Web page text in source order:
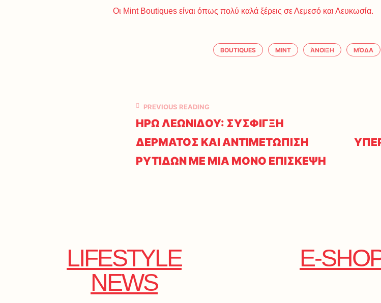
Οι Mint Boutiques είναι όπως πολύ καλά ξέρεις σε Λεμεσό και Λευκωσία.
BOUTIQUES MINT ΆΝΟΙΞΗ ΜΌΔΑ
PREVIOUS READING
ΗΡΩ ΛΕΩΝΙΔΟΥ: ΣΥΣΦΙΓΞΗ
ΔΕΡΜΑΤΟΣ ΚΑΙ ΑΝΤΙΜΕΤΩΠΙΣΗ
ΡΥΤΙΔΩΝ ΜΕ ΜΙΑ ΜΟΝΟ ΕΠΙΣΚΕΨΗ
LIFESTYLE
NEWS
E-